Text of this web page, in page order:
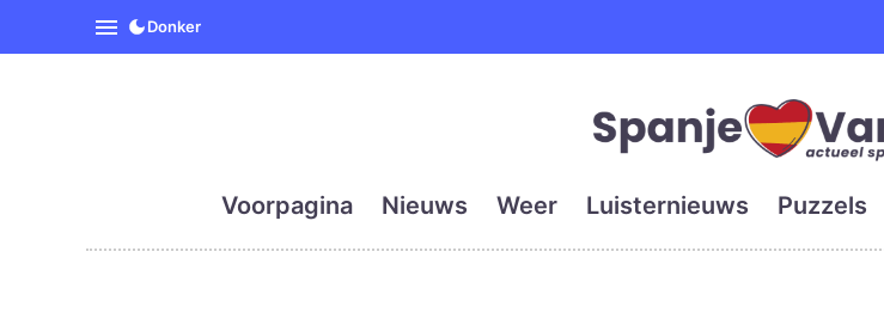
SpanjeVandaag is de eerste en grootste
Donker
Voorpagina Nieuws Weer Luisternieuws Puzzels